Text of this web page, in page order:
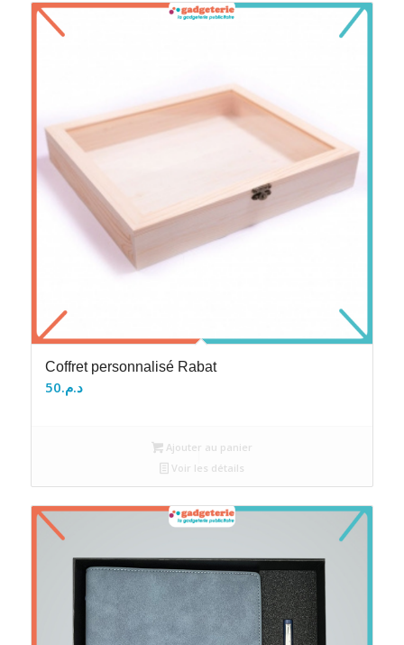
Coffret personnalisé Rabat
د.م.50
Ajouter au panier
Voir les détails